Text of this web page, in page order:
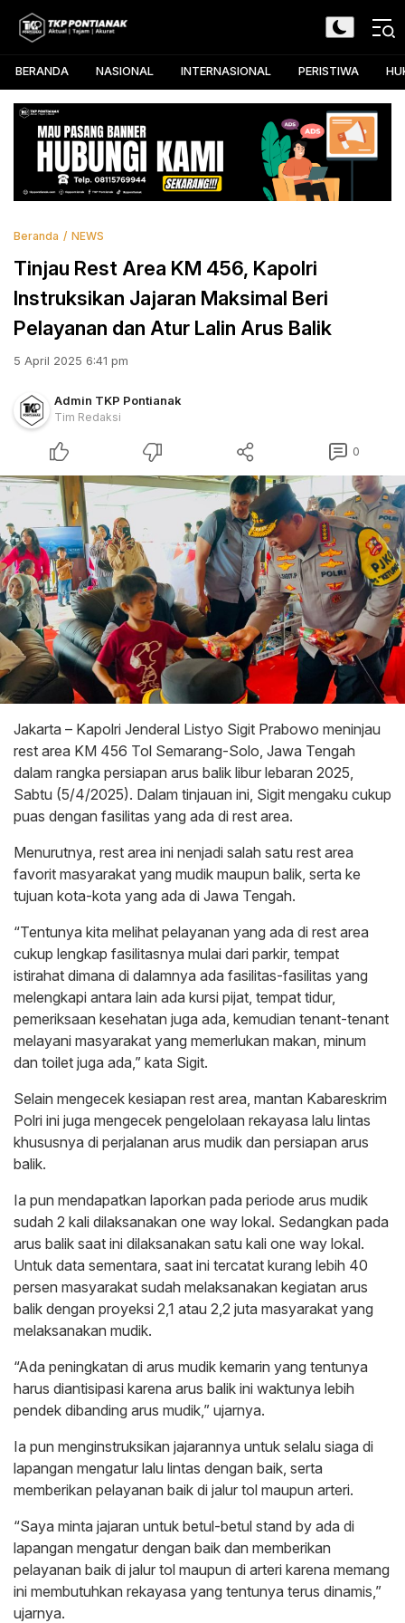
TKP Pontianak
Aktual, Tajam, dan Akurat
BERANDA NASIONAL INTERNASIONAL PERISTIWA
Beranda NEWS
Tinjau Rest Area KM 456, Kapolri
Instruksikan Jajaran Maksimal Beri
Pelayanan dan Atur Lalin Arus Balik
5 April 2025 6:41 pm
Admin TKP Pontianak
Tim Redaksi
0
Jakarta – Kapolri Jenderal Listyo Sigit Prabowo meninjau
rest area KM 456 Tol Semarang-Solo, Jawa Tengah
dalam rangka persiapan arus balik libur lebaran 2025,
Sabtu (5/4/2025). Dalam tinjauan ini, Sigit mengaku cukup
puas dengan fasilitas yang ada di rest area.
Menurutnya, rest area ini nenjadi salah satu rest area
favorit masyarakat yang mudik maupun balik, serta ke
tujuan kota-kota yang ada di Jawa Tengah.
“Tentunya kita melihat pelayanan yang ada di rest area
cukup lengkap fasilitasnya mulai dari parkir, tempat
istirahat dimana di dalamnya ada fasilitas-fasilitas yang
melengkapi antara lain ada kursi pijat, tempat tidur,
pemeriksaan kesehatan juga ada, kemudian tenant-tenant
melayani masyarakat yang memerlukan makan, minum
dan toilet juga ada,” kata Sigit.
Selain mengecek kesiapan rest area, mantan Kabareskrim
Polri ini juga mengecek pengelolaan rekayasa lalu lintas
khususnya di perjalanan arus mudik dan persiapan arus
balik.
Ia pun mendapatkan laporkan pada periode arus mudik
sudah 2 kali dilaksanakan one way lokal. Sedangkan pada
arus balik saat ini dilaksanakan satu kali one way lokal.
Untuk data sementara, saat ini tercatat kurang lebih 40
persen masyarakat sudah melaksanakan kegiatan arus
balik dengan proyeksi 2,1 atau 2,2 juta masyarakat yang
melaksanakan mudik.
“Ada peningkatan di arus mudik kemarin yang tentunya
harus diantisipasi karena arus balik ini waktunya lebih
pendek dibanding arus mudik,” ujarnya.
Ia pun menginstruksikan jajarannya untuk selalu siaga di
lapangan mengatur lalu lintas dengan baik, serta
memberikan pelayanan baik di jalur tol maupun arteri.
“Saya minta jajaran untuk betul-betul stand by ada di
lapangan mengatur dengan baik dan memberikan
pelayanan baik di jalur tol maupun di arteri karena memang
ini membutuhkan rekayasa yang tentunya terus dinamis,”
ujarnya.